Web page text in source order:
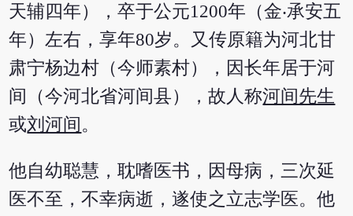
天辅四年），卒于公元1200年（金‧承安五
年）左右，享年80岁。又传原籍为河北甘
肃宁杨边村（今师素村），因长年居于河
间（今河北省河间县），故人称河间先生
或刘河间 。
他自幼聪慧，耽嗜医书，因母病，三次延
医不至，不幸病逝，遂使之立志学医。他